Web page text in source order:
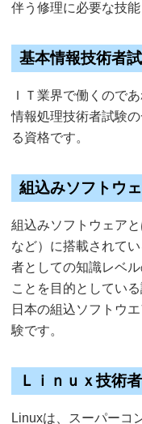
伴う修理に必要な技
基本情報技術者
ＩＴ業界で働くので
情報処理技術者試験
る資格です。
組込みソフトウ
組込みソフトウェア
など）に搭載されて
者としての知識レベ
ことを目的としている
日本の組込ソフトウ
験です。
Ｌｉｎｕｘ技術
Linuxは、スーパーコ